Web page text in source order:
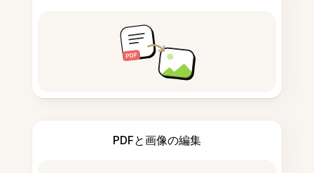
PDFと画像の編集